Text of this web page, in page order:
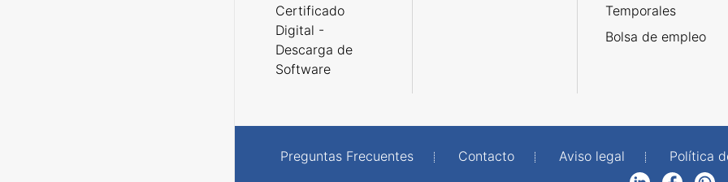
Certificado
Digital -
Descarga de
Software
Temporales
Bolsa de empleo
Preguntas Frecuentes Contacto Aviso legal Política